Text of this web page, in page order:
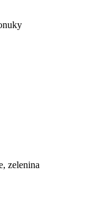
zelenina